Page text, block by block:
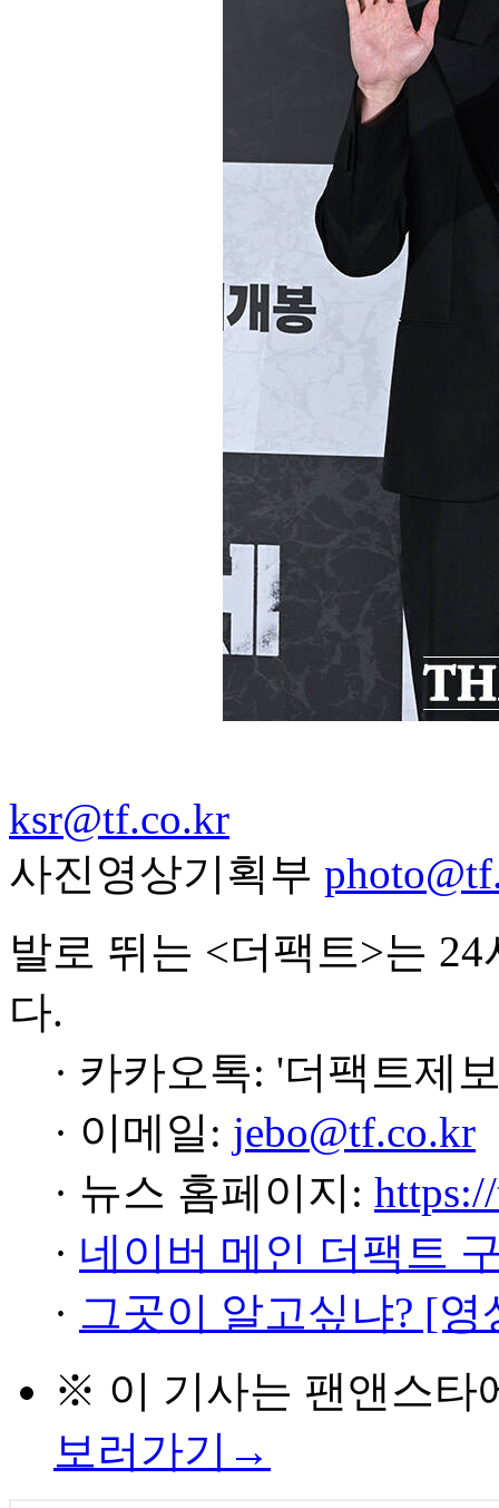
ksr@tf.co.kr
사진영상기획부
발로 뛰는 <더팩트>는
다.
· 카카오톡: '더팩트제
· 이메일: jebo@tf.co.kr
· 뉴스 홈페이지:
· 네이버 메인 더팩트
· 그곳이 알고싶냐? [
※ 이 기사는 팬앤스타
보러가기→